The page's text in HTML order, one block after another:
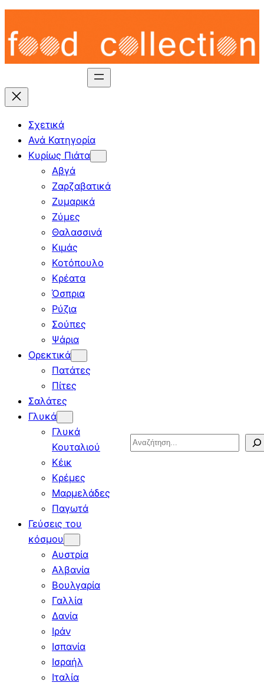
Skip
content
Σχετικά
Ανά Κατηγορία
Κυρίως Πιάτα
Αβγά
Ζαρζαβατικά
Ζυμαρικά
Ζύμες
Θαλασσινά
Κιμάς
Κοτόπουλο
Κρέατα
Όσπρια
Ρύζια
Σούπες
Ψάρια
Ορεκτικά
Πατάτες
Πίτες
Σαλάτες
Γλυκά
Γλυκά
Κουταλιού
Κέικ
Κρέμες
Μαρμελάδες
Παγωτά
Γεύσεις του
κόσμου
Αυστρία
Αλβανία
Βουλγαρία
Γαλλία
Δανία
Ιράν
Ισπανία
Ισραήλ
Ιταλία
Search